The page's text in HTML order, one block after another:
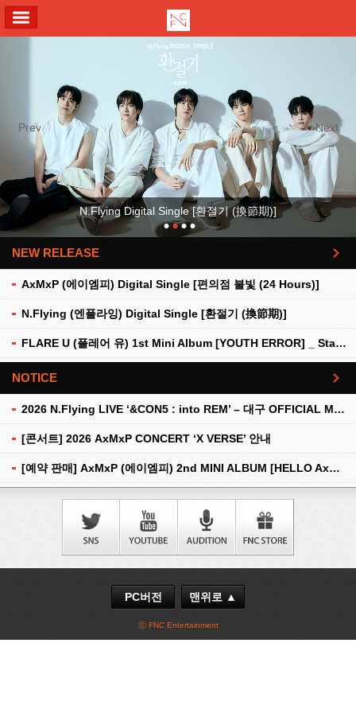
Previous Next
N.Flying Digital Single [환절기 (換節期)]
NEW RELEASE
AxMxP (에이엠피) Digital Single [편의점 불빛 (24 Hours)]
N.Flying (엔플라잉) Digital Single [환절기 (換節期)]
FLARE U (플레어 유) 1st Mini Album [YOUTH ERROR] _ Stationery Kit Ver.
더보기
NOTICE
2026 N.Flying LIVE ‘&CON5 : into REM’ – 대구 OFFICIAL MD 현장 판매 안내
[콘서트] 2026 AxMxP CONCERT ‘X VERSE’ 안내
[예약 판매] AxMxP (에이엠피) 2nd MINI ALBUM [HELLO AxMxP] 예약 판매 안내
더보기
PC버전 맨위로 ▲
ⓒ FNC Entertainment